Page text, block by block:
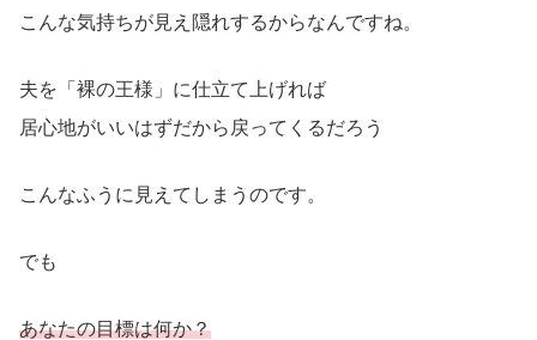
こんな気持ちが見え隠れするからなんですね。
夫を「裸の王様」に仕立て上げれば
居心地がいいはずだから戻ってくるだろう
こんなふうに見えてしまうのです。
でも
あなたの目標は何か？